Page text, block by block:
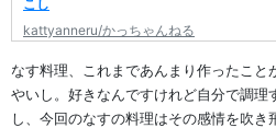
こし
kattyanneru/かっちゃんねる
なす料理、これまであんまり作ったこと
やいし。好きなんですけれど自分で調理
し、今回のなすの料理はその感情を吹き